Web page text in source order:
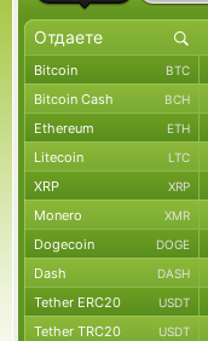
Bitcoin BTC
Bitcoin Cash BCH
Ethereum ETH
Litecoin LTC
XRP XRP
Monero XMR
Dogecoin DOGE
Dash DASH
Tether ERC20 USDT
Tether TRC20 USDT